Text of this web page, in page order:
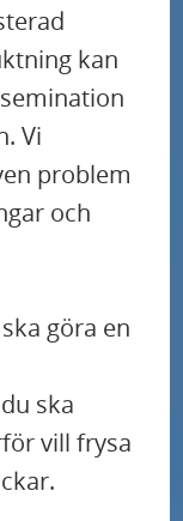
kan
Vi
problem
och
göra en
ska
vill frysa